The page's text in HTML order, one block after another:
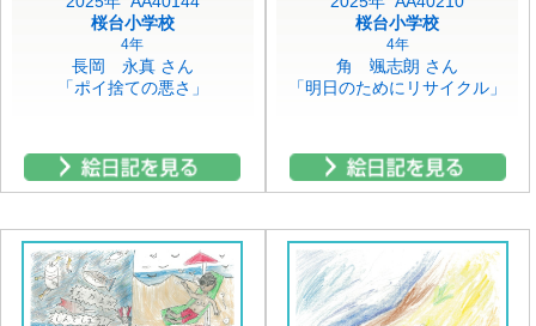
桜台小学校
4年
長岡 永真 さん
「ポイ捨ての悪さ」
桜台小学校
4年
角 颯志朗 さん
「明日のためにリサイクル」